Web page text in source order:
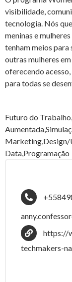
visibilidade,
tecnologia. Nós
meninas e
tenham meios
outras mulheres
oferecendo
para todas se
Futuro do
Marketing,Design/
Data,Programação
https://
techmakers-